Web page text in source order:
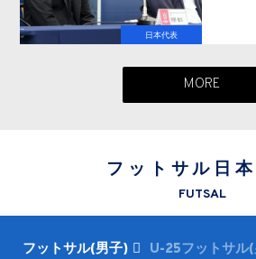
日本代表
MORE
フットサル日
FUTSAL
フットサル(男子)
U-25フットサル